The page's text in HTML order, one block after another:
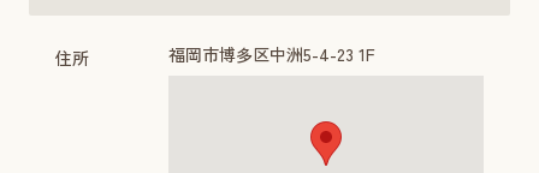
住所 福岡市博多区中洲5-4-23 1F